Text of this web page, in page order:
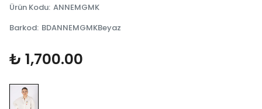
Ürün Kodu: ANNEMGMK
Barkod: BDANNEMGMKBeyaz
₺ 1,700.00